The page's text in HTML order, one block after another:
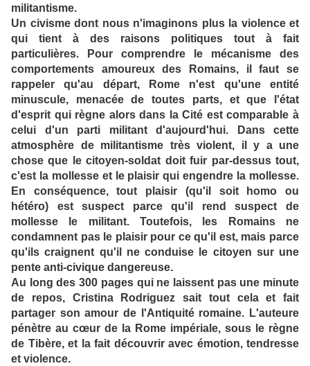
militantisme.
Un civisme dont nous n'imaginons plus la violence et
qui tient à des raisons politiques tout à fait
particulières. Pour comprendre le mécanisme des
comportements amoureux des Romains, il faut se
rappeler qu'au départ, Rome n'est qu'une entité
minuscule, menacée de toutes parts, et que l'état
d'esprit qui règne alors dans la Cité est comparable à
celui d'un parti militant d'aujourd'hui. Dans cette
atmosphère de militantisme très violent, il y a une
chose que le citoyen-soldat doit fuir par-dessus tout,
c'est la mollesse et le plaisir qui engendre la mollesse.
En conséquence, tout plaisir (qu'il soit homo ou
hétéro) est suspect parce qu'il rend suspect de
mollesse le militant. Toutefois, les Romains ne
condamnent pas le plaisir pour ce qu'il est, mais parce
qu'ils craignent qu'il ne conduise le citoyen sur une
pente anti-civique dangereuse.
Au long des 300 pages qui ne laissent pas une minute
de repos, Cristina Rodriguez sait tout cela et fait
partager son amour de l'Antiquité romaine. L'auteure
pénètre au cœur de la Rome impériale, sous le règne
de Tibère, et la fait découvrir avec émotion, tendresse
et violence.